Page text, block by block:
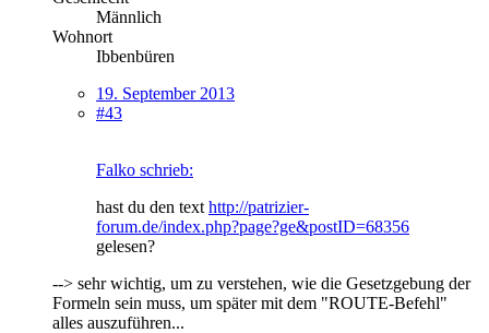
Männlich
Wohnort
Ibbenbüren
19. September 2013
#43
Falko schrieb:
hast du den text http://patrizier-
forum.de/index.php?page?ge&postID=68356
gelesen?
--> sehr wichtig, um zu verstehen, wie die Gesetzgebung der
Formeln sein muss, um später mit dem "ROUTE-Befehl"
alles auszuführen...